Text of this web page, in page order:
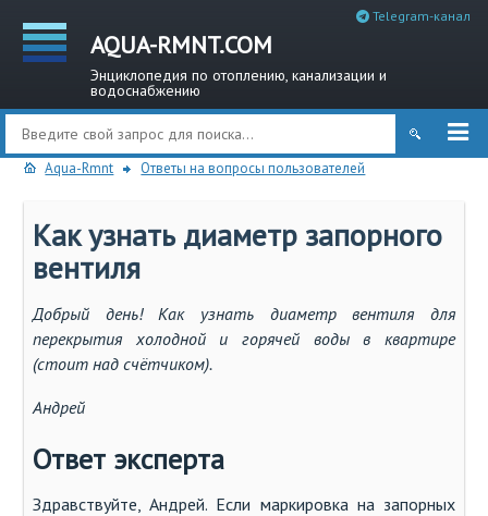
AQUA-RMNT.COM
Энциклопедия по отоплению, канализации и
водоснабжению
Telegram-канал
Aqua-Rmnt Ответы на вопросы пользователей
Как узнать диаметр запорного
вентиля
Добрый день! Как узнать диаметр вентиля для
перекрытия холодной и горячей воды в квартире
(стоит над счётчиком).
Андрей
Ответ эксперта
Здравствуйте, Андрей. Если маркировка на запорных